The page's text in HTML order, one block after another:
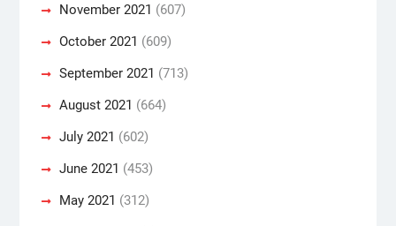
November 2021 (607)
October 2021 (609)
September 2021 (713)
August 2021 (664)
July 2021 (602)
June 2021 (453)
May 2021 (312)